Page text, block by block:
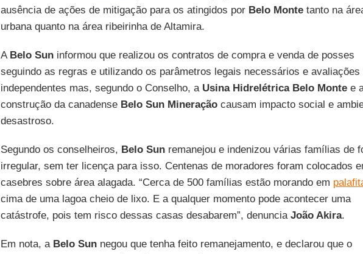
ausência de ações de mitigação para os atingidos por Belo Montetanto na
urbana quanto na área ribeirinha de Altamira.
A Belo Suninformou que realizou os contratos de compra e venda de posses
seguindo as regras e utilizando os parâmetros legais necessários e avaliações
independentes mas, segundo o Conselho, a Usina Hidrelétrica Belo Montee
construção da canadense Belo Sun Mineraçãocausam impacto social e
desastroso.
Segundo os conselheiros, Belo Sunremanejou e indenizou várias famílias de
irregular, sem ter licença para isso. Centenas de moradores foram colocados
casebres sobre área alagada. “Cerca de 500 famílias estão morando em
cima de uma lagoa cheio de lixo. E a qualquer momento pode acontecer uma
catástrofe, pois tem risco dessas casas desabarem”, denuncia João Akira.
Em nota, a Belo Sunnegou que tenha feito remanejamento, e declarou que o